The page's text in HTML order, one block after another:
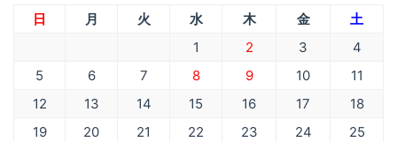
日
月 火 水 木 金
土
1
2 3
4
5
6 7 8 9 10
11
12
13 14 15 16 17
18
19
20 21 22 23 24
25